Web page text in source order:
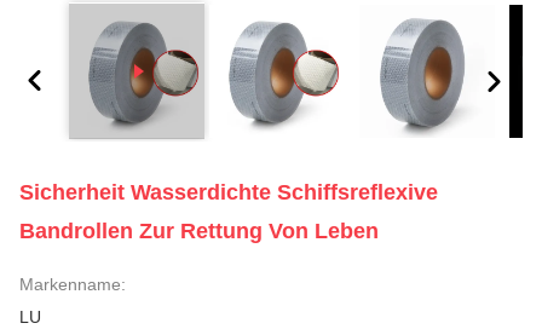
Sicherheit Wasserdichte Schiffsreflexive
Bandrollen Zur Rettung Von Leben
Markenname:
LU